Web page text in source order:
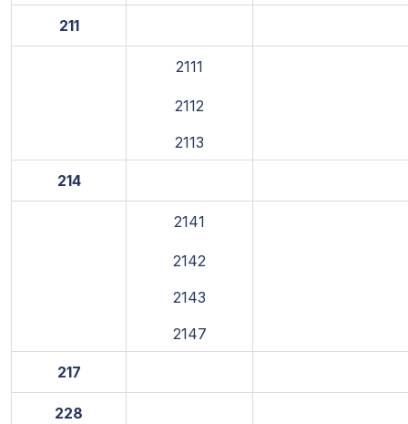
211
2111
2112
2113
214
2141
2142
2143
2147
217
228